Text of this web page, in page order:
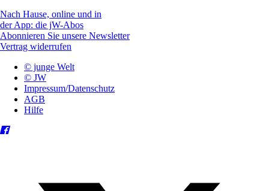
Nach Hause, online und in
der App: die jW-Abos
Abonnieren Sie unsere Newsletter
Vertrag widerrufen
© junge Welt
© JW
Impressum/Datenschutz
AGB
Hilfe